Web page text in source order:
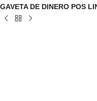
GAVETA DE DINERO POS